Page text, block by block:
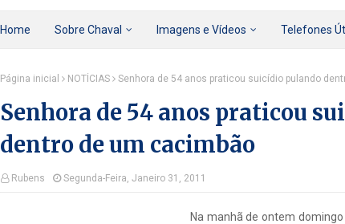
Home Sobre Chaval Imagens e Vídeos Telefones
Página inicial NOTÍCIAS Senhora de 54 anos praticou suicídio pulando
Senhora de 54 anos praticou
dentro de um cacimbão
Rubens Segunda-Feira, Janeiro 31, 2011
Na manhã de ontem